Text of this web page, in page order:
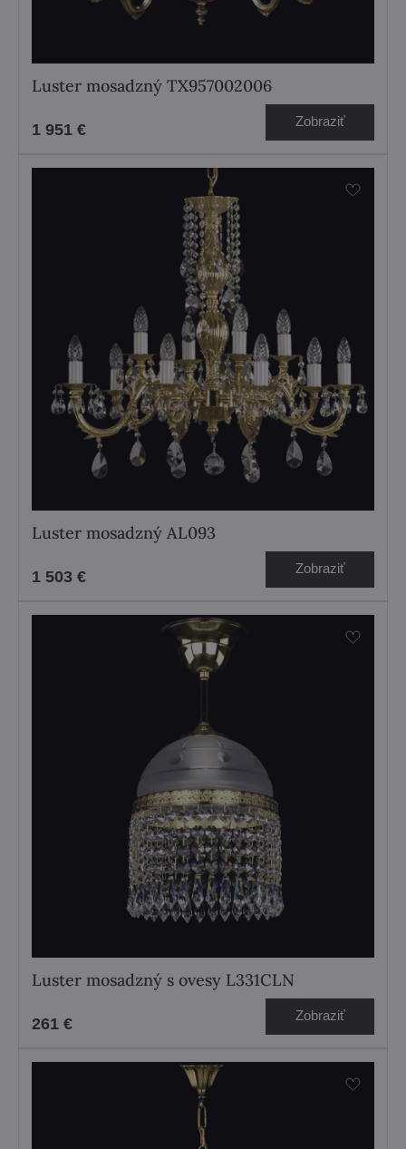
Luster mosadzný TX957002006
1 951 € Zobraziť
Luster mosadzný AL093
1 503 € Zobraziť
Luster mosadzný s ovesy L331CLN
261 € Zobraziť